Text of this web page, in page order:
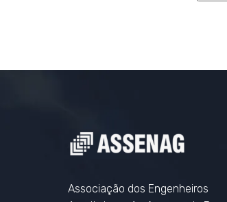
Associação dos Engenheiros